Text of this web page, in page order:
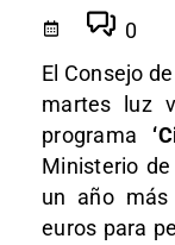
0
El Consejo
martes luz
programa
Ministerio
un año
euros para